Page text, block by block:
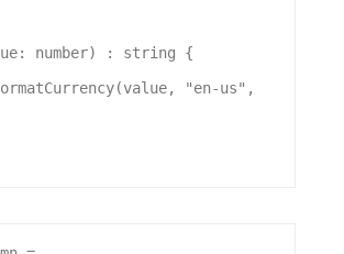
: number) : string {
(value, "en-us"